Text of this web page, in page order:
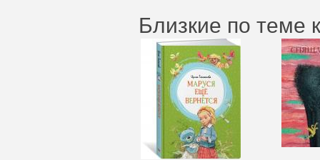
Близкие по теме